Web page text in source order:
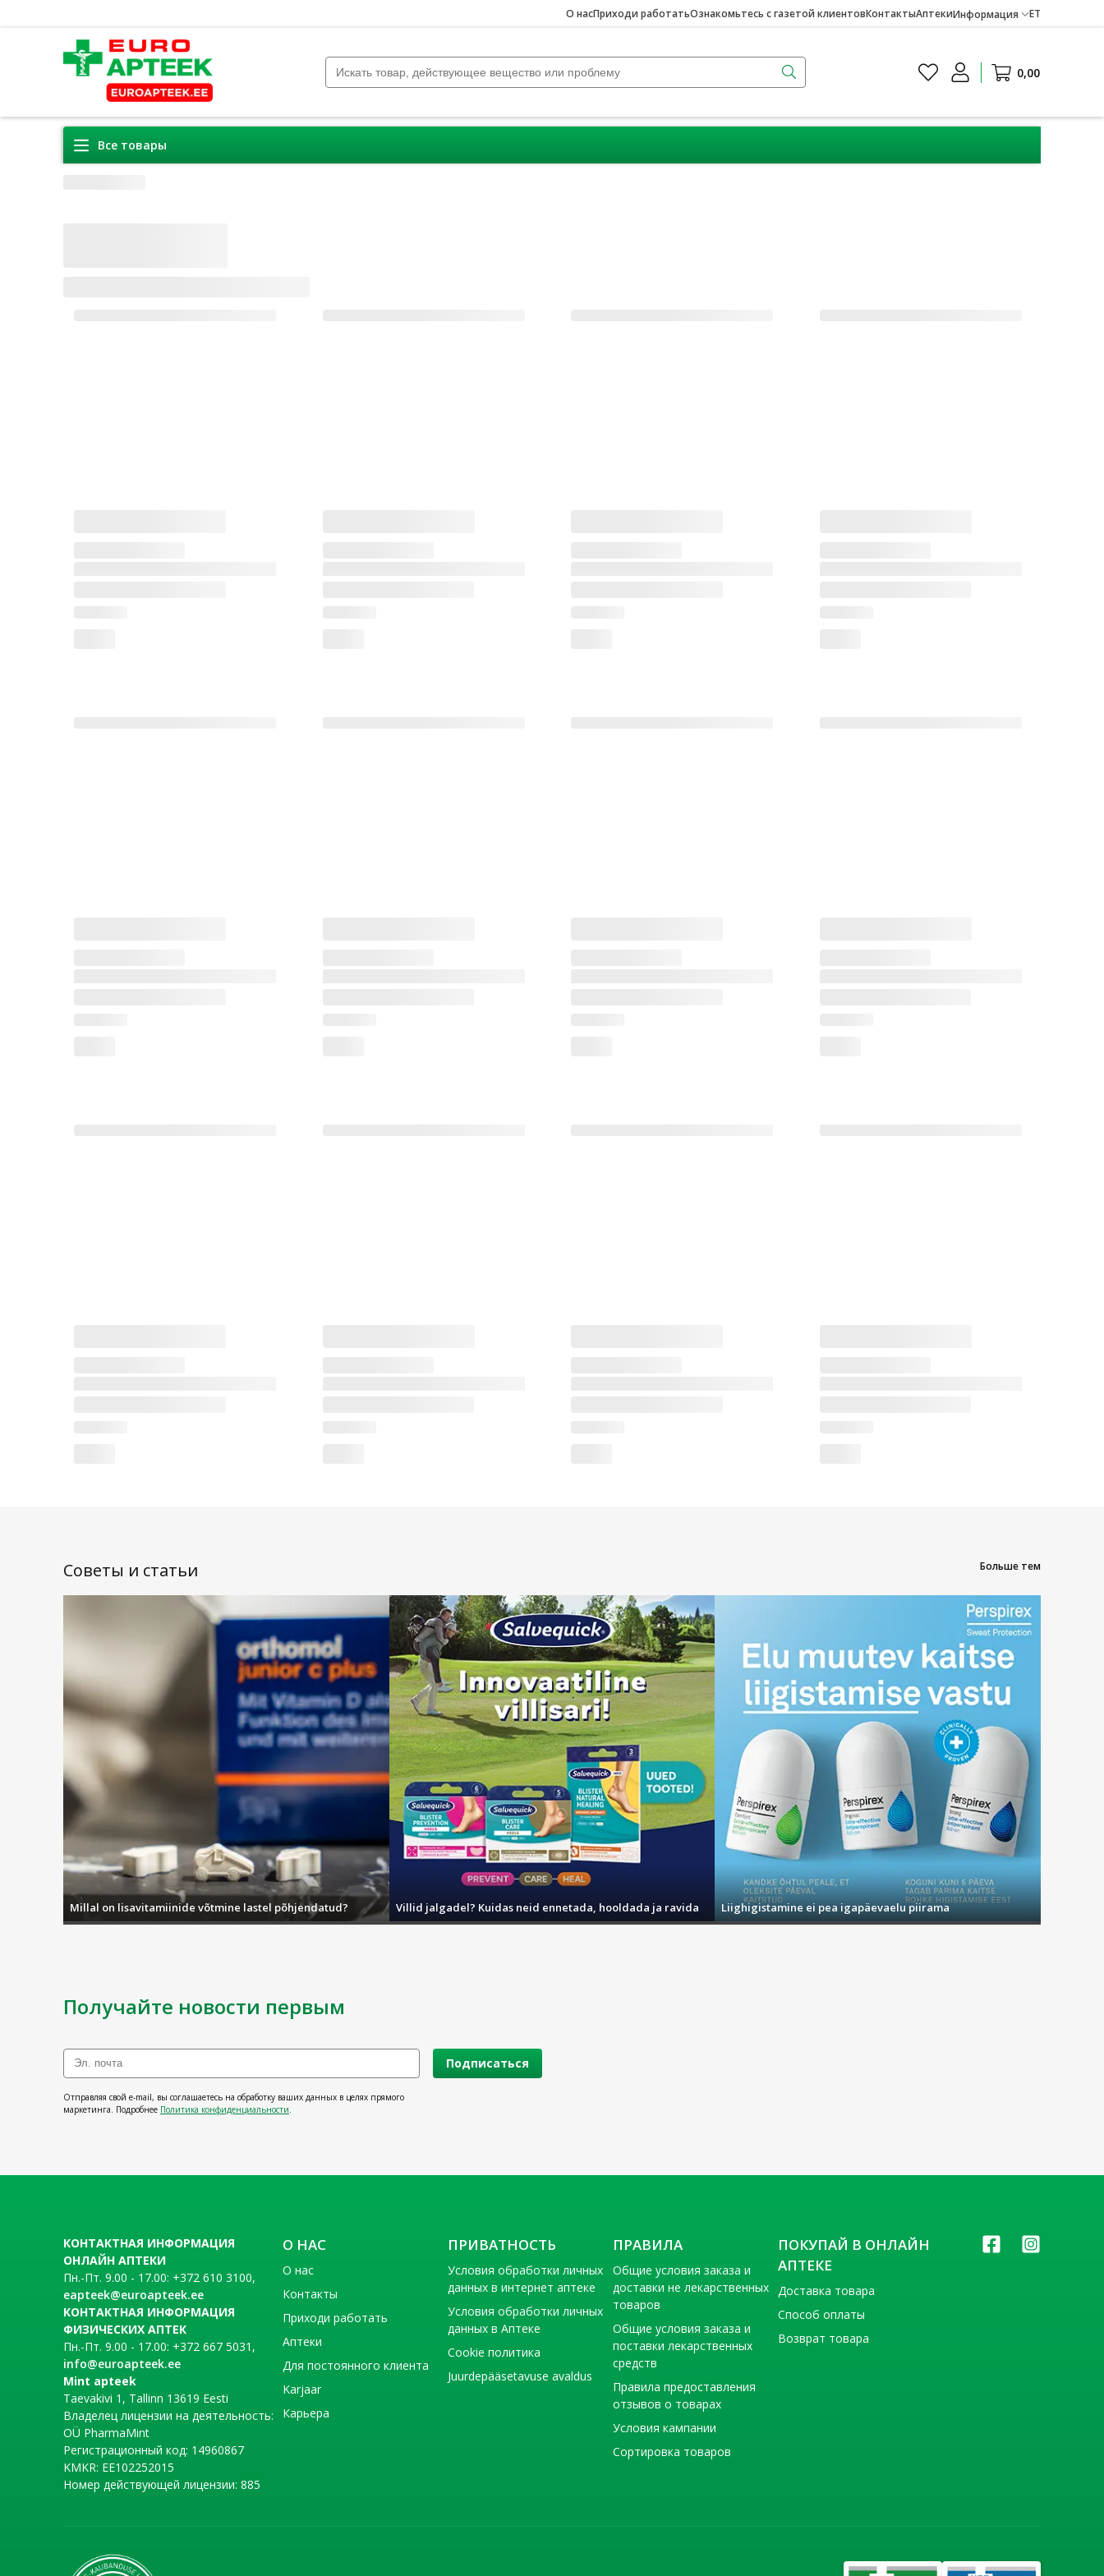
О насПриходи работатьОзнакомьтесь с газетой клиентовКонтактыАптекиИнформация ET
0,00
Все товары
Советы и статьи Больше тем
Millal on lisavitamiinide võtmine lastel põhjendatud? Villid jalgadel? Kuidas neid ennetada, hooldada ja ravida Liighigistamine ei pea igapäevaelu piirama
Получайте новости первым
Подписаться
Отправляя свой e-mail, вы соглашаетесь на обработку ваших данных в целях прямого
маркетинга. Подробнее Политика конфиденциальности
КОНТАКТНАЯ ИНФОРМАЦИЯ
ОНЛАЙН АПТЕКИ
Пн.-Пт. 9.00 - 17.00: +372 610 3100,
eapteek@euroapteek.ee
КОНТАКТНАЯ ИНФОРМАЦИЯ
ФИЗИЧЕСКИХ АПТЕК
Пн.-Пт. 9.00 - 17.00: +372 667 5031,
info@euroapteek.ee
Mint apteek
Taevakivi 1, Tallinn 13619 Eesti
Владелец лицензии на деятельность:
OÜ PharmaMint
Регистрационный код: 14960867
KMKR: EE102252015
Номер действующей лицензии: 885
О НАС
О нас
Контакты
Приходи работать
Аптеки
Для постоянного клиента
Karjaar
Карьера
ПРИВАТНОСТЬ
Условия обработки личных
данных в интернет аптеке
Условия обработки личных
данных в Аптеке
Cookie политика
Juurdepääsetavuse avaldus
ПРАВИЛА
Общие условия заказа и
доставки не лекарственных
товаров
Общие условия заказа и
поставки лекарственных
средств
Правила предоставления
отзывов о товарах
Условия кампании
Сортировка товаров
ПОКУПАЙ В ОНЛАЙН
АПТЕКЕ
Доставка товара
Способ оплаты
Возврат товара